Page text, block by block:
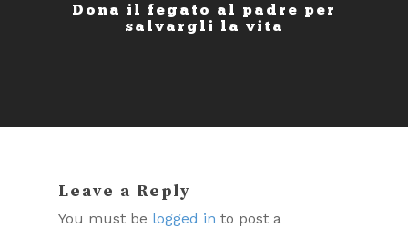
Dona il fegato al padre per
salvargli la vita
Leave a Reply
You must be logged in to post a